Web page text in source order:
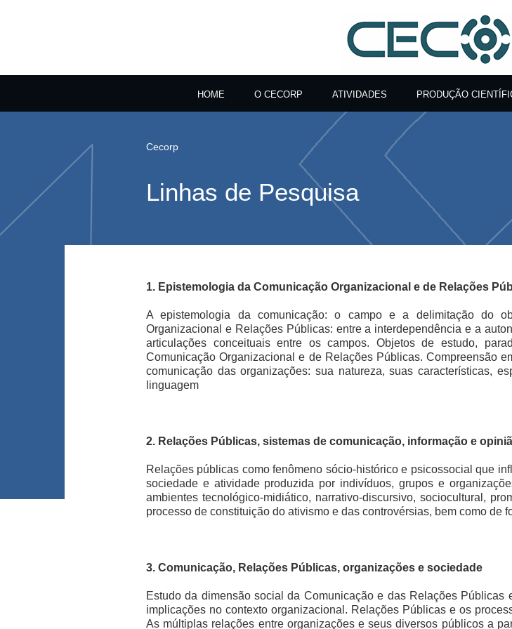
HOME O CECORP ATIVIDADES PRODUÇÃO
Cecorp
Linhas de Pesquisa
1. Epistemologia da Comunicação Organizacional e de Relações
A epistemologia da comunicação: o campo e a delimitação do
Organizacional e Relações Públicas: entre a interdependência e a
articulações conceituais entre os campos. Objetos de estudo,
Comunicação Organizacional e de Relações Públicas. Compreensão
comunicação das organizações: sua natureza, suas características,
linguagem
2. Relações Públicas, sistemas de comunicação, informação e
Relações públicas como fenômeno sócio-histórico e psicossocial que
sociedade e atividade produzida por indivíduos, grupos e
ambientes tecnológico-midiático, narrativo-discursivo, sociocultural,
processo de constituição do ativismo e das controvérsias, bem como de
3. Comunicação, Relações Públicas, organizações e sociedade
Estudo da dimensão social da Comunicação e das Relações
implicações no contexto organizacional. Relações Públicas e os
As múltiplas relações entre organizações e seus diversos públicos a